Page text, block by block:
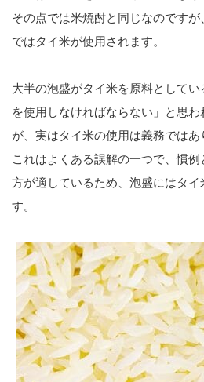
その点では米焼酎と同じなのです
ではタイ米が使用されます。
大半の泡盛がタイ米を原料として
を使用しなければならない」と思
が、実はタイ米の使用は義務ではあ
これはよくある誤解の一つで、慣
方が適しているため、泡盛にはタ
す。